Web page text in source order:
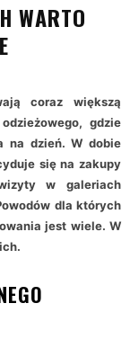
WARTO
coraz większą
gdzie
na dzień. W dobie
się na zakupy
w galeriach
dla których
jest wiele. W